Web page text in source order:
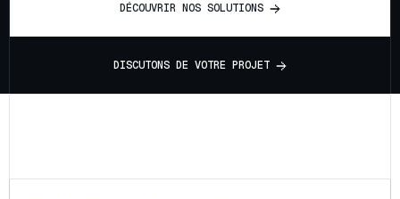
DÉCOUVRIR NOS SOLUTIONS
DISCUTONS DE VOTRE PROJET